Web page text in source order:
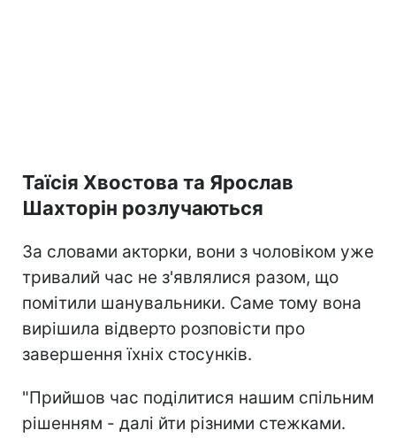
Таїсія Хвостова та Ярослав
Шахторін розлучаються
За словами акторки, вони з чоловіком уже
тривалий час не з'являлися разом, що
помітили шанувальники. Саме тому вона
вирішила відверто розповісти про
завершення їхніх стосунків.
"Прийшов час поділитися нашим спільним
рішенням - далі йти різними стежками.